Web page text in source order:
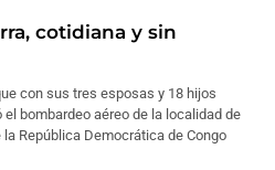
cotidiana y sin
con sus tres esposas y 18 hijos
bombardeo aéreo de la localidad de
República Democrática de Congo